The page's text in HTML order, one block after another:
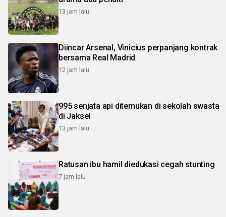
13 jam lalu
Diincar Arsenal, Vinicius perpanjang kontrak
bersama Real Madrid
12 jam lalu
995 senjata api ditemukan di sekolah swasta
di Jaksel
13 jam lalu
Ratusan ibu hamil diedukasi cegah stunting
7 jam lalu